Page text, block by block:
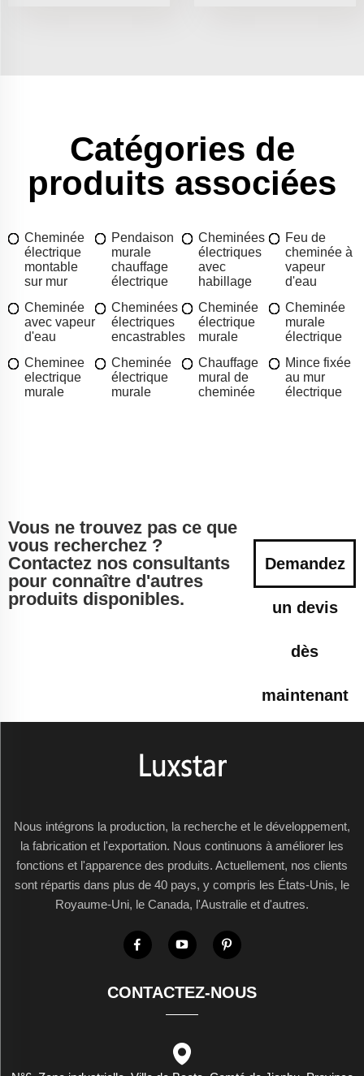
Catégories de
produits associées
Cheminée
électrique
montable
sur mur
Pendaison
murale
chauffage
électrique
Cheminées
électriques
avec
habillage
Feu de
cheminée à
vapeur
d'eau
Cheminée
avec vapeur
d'eau
Cheminées
électriques
encastrables
Cheminée
électrique
murale
Cheminée
murale
électrique
Cheminee
electrique
murale
Cheminée
électrique
murale
Chauffage
mural de
cheminée
Mince fixée
au mur
électrique
Vous ne trouvez pas ce que
vous recherchez ?
Contactez nos consultants
pour connaître d'autres
produits disponibles.
Demandez
un devis
dès
maintenant
Nous intégrons la production, la recherche et le développement,
la fabrication et l'exportation. Nous continuons à améliorer les
fonctions et l'apparence des produits. Actuellement, nos clients
sont répartis dans plus de 40 pays, y compris les États-Unis, le
Royaume-Uni, le Canada, l'Australie et d'autres.
CONTACTEZ-NOUS